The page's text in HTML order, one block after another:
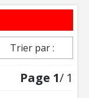
Trier par :
Page 1/ 1